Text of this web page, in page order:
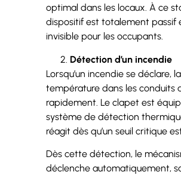
optimal dans les locaux. À ce
dispositif est totalement passif
invisible pour les occupants.
Détection d’un incendie
Lorsqu’un incendie se déclare, la
température dans les conduits
rapidement. Le clapet est
système de détection
réagit dès qu’un seuil critique
Dès cette détection, le
déclenche automatiquement,